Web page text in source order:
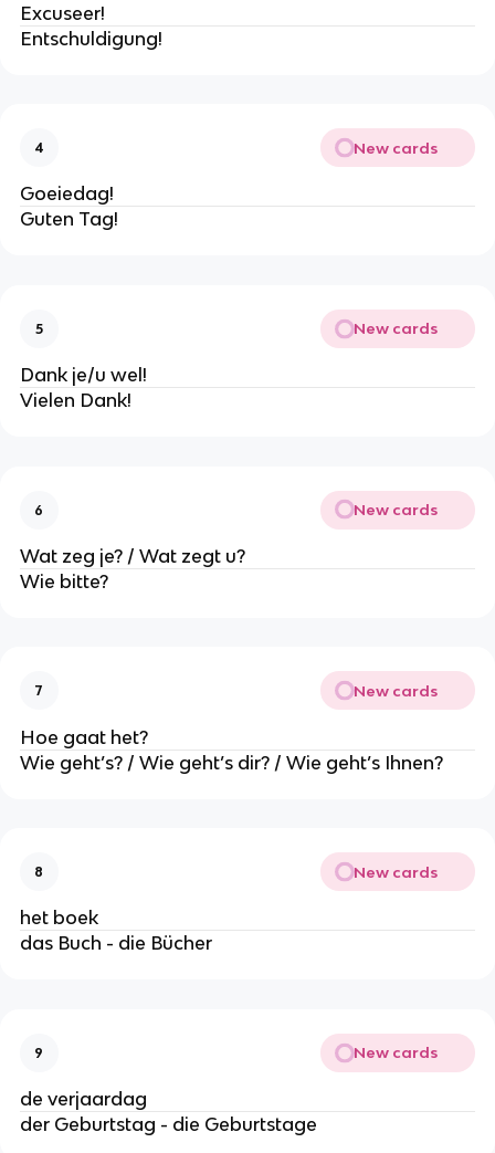
Excuseer!
Entschuldigung!
4 New cards
Goeiedag!
Guten Tag!
5 New cards
Dank je/u wel!
Vielen Dank!
6 New cards
Wat zeg je? / Wat zegt u?
Wie bitte?
7 New cards
Hoe gaat het?
Wie geht’s? / Wie geht’s dir? / Wie geht’s Ihnen?
8 New cards
het boek
das Buch - die Bücher
9 New cards
de verjaardag
der Geburtstag - die Geburtstage